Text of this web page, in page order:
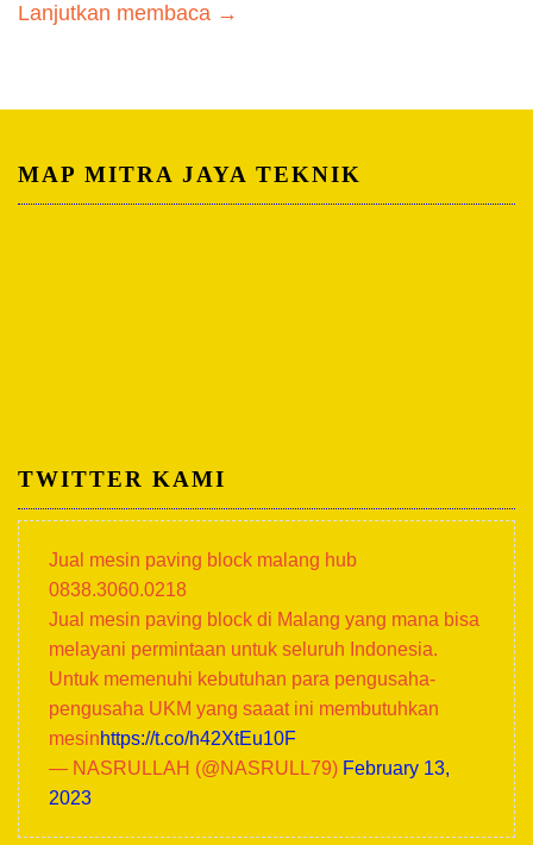
Lanjutkan membaca →
MAP MITRA JAYA TEKNIK
TWITTER KAMI
Jual mesin paving block malang hub
0838.3060.0218
Jual mesin paving block di Malang yang mana bisa
melayani permintaan untuk seluruh Indonesia.
Untuk memenuhi kebutuhan para pengusaha-
pengusaha UKM yang saaat ini membutuhkan
mesinhttps://t.co/h42XtEu10F
— NASRULLAH (@NASRULL79) February 13,
2023